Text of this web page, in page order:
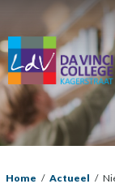
Home / Actueel /